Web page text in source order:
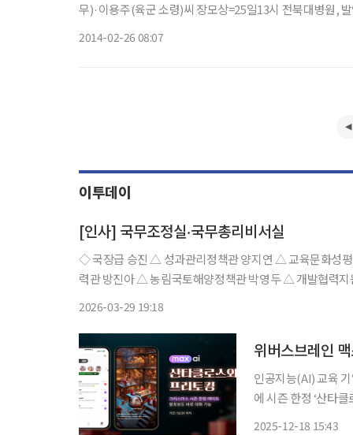
무)·이용주(육군 소령)씨 장모상=25일13시 전북대병원,
2014-02-26 08:07
이투데이
[인사] 국무조정실‧국무총리비서실
◇ 국장급 승진 △ 성과관리정책관 양지연 △ 교육문화성
력관 방진아 △ 농림국토해양정책관 박영두 △ 개발협력
2026-03-29 19:18
위버스브레인
인공지능(AI) 교육
에 시즌 한정 ‘산타클로스 메
2025-12-18 15:43